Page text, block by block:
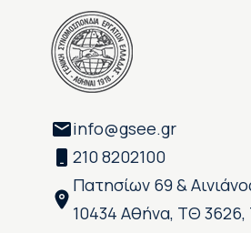
info@gsee.gr
210 8202100
Πατησίων 69 &
10434 Αθήνα, ΤΘ 3626,